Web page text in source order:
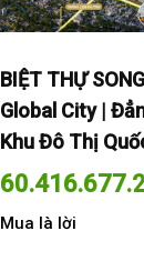
BIỆT THỰ
Global City |
Khu Đô Thị
Mua là lời